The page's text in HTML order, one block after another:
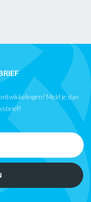
Meld je dan